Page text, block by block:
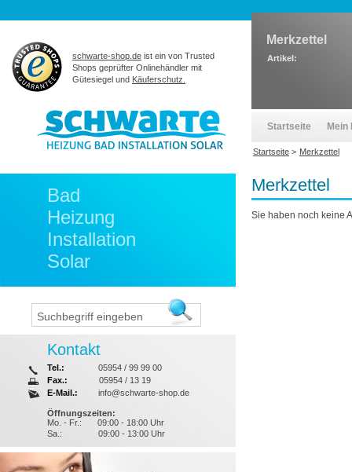
Merkzettel
Sie haben noch keine
Bad
Heizung
Installation
Solar
Kontakt
Tel.:
05954 / 99 99 00
Fax.:
05954 / 13 19
E-Mail.:
info@schwarte-shop.de
Öffnungszeiten:
Mo. - Fr.:
09:00 - 18:00 Uhr
Sa.:
09:00 - 13:00 Uhr
schwarte-shop.de ist ein von Trusted
Shops geprüfter Onlinehändler mit
Gütesiegel und Käuferschutz.
Merkzettel
Artikel:
Startseite Mein
Startseite > Merkzettel